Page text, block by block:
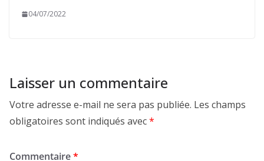
04/07/2022
Laisser un commentaire
Votre adresse e-mail ne sera pas publiée. Les champs
obligatoires sont indiqués avec*
Commentaire*